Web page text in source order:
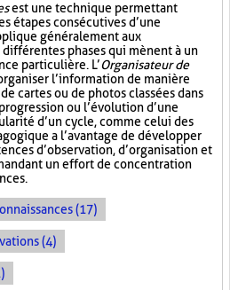
est une technique permettant
étapes consécutives d’une
généralement aux
phases qui mènent à un
particulière. L’Organisateur de
l’information de manière
cartes ou de photos classées dans
ou l’évolution d’une
d’un cycle, comme celui des
a l’avantage de développer
d’observation, d’organisation et
un effort de concentration
(17)
(4)